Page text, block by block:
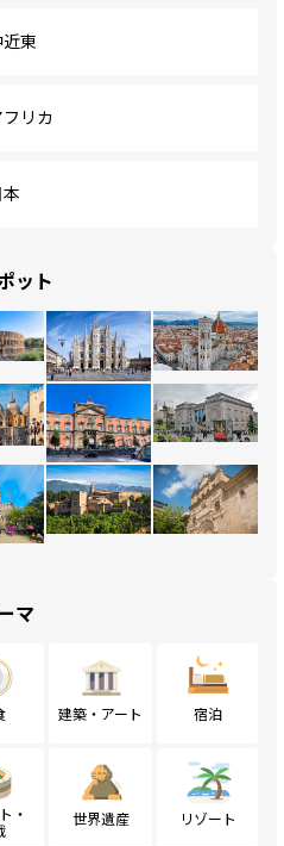
近東
フリカ
本
ット
マ
建築・アート 宿泊
・
世界遺産 リゾート